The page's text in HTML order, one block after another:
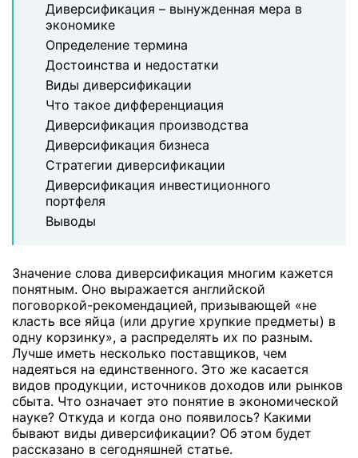
Диверсификация – вынужденная мера в
экономике
Определение термина
Достоинства и недостатки
Виды диверсификации
Что такое дифференциация
Диверсификация производства
Диверсификация бизнеса
Стратегии диверсификации
Диверсификация инвестиционного
портфеля
Выводы
Значение слова диверсификация многим кажется
понятным. Оно выражается английской
поговоркой-рекомендацией, призывающей «не
класть все яйца (или другие хрупкие предметы) в
одну корзинку», а распределять их по разным.
Лучше иметь несколько поставщиков, чем
надеяться на единственного. Это же касается
видов продукции, источников доходов или рынков
сбыта. Что означает это понятие в экономической
науке? Откуда и когда оно появилось? Какими
бывают виды диверсификации? Об этом будет
рассказано в сегодняшней статье.